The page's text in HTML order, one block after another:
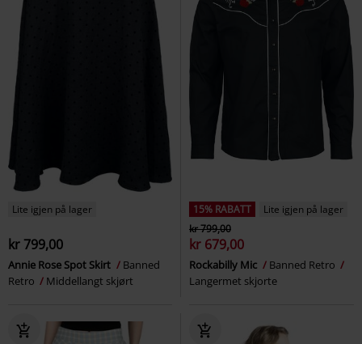
Lite igjen på lager
kr 799,00
Annie Rose Spot Skirt
Banned
Retro
Middellangt skjørt
15% RABATT
Lite igjen på lager
kr 799,00
kr 679,00
Rockabilly Mic
Banned Retro
Langermet skjorte